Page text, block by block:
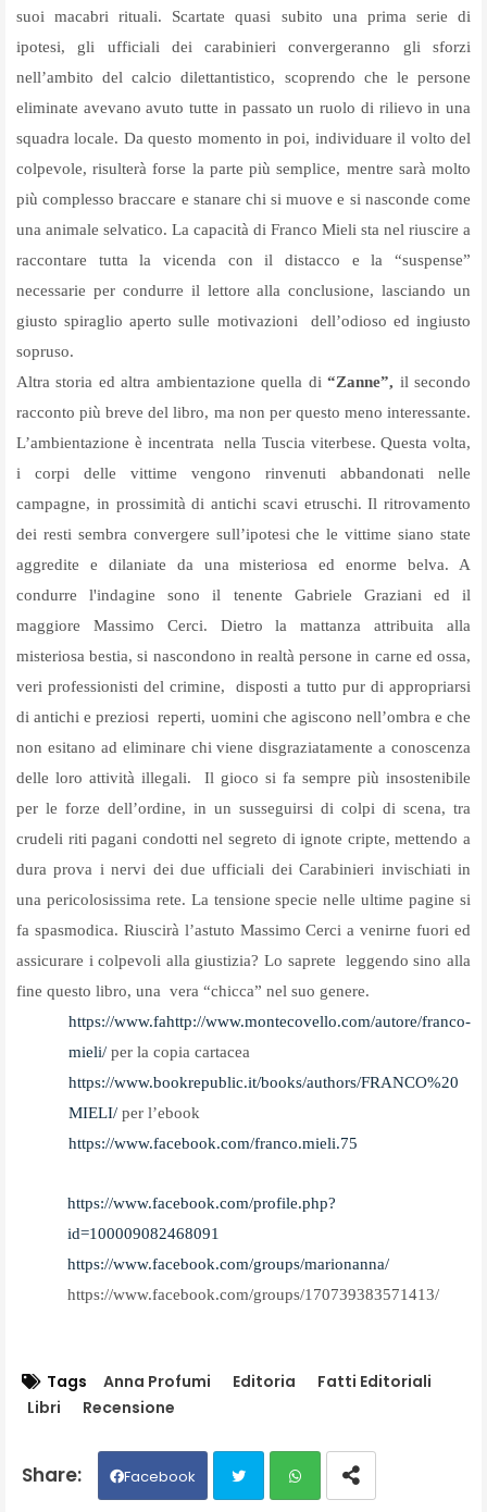
suoi macabri rituali. Scartate quasi subito una prima serie di
ipotesi, gli ufficiali dei carabinieri convergeranno gli sforzi
nell’ambito del calcio dilettantistico, scoprendo che le persone
eliminate avevano avuto tutte in passato un ruolo di rilievo in una
squadra locale. Da questo momento in poi, individuare il volto del
colpevole, risulterà forse la parte più semplice, mentre sarà molto
più complesso braccare e stanare chi si muove e si nasconde come
una animale selvatico. La capacità di Franco Mieli sta nel riuscire a
raccontare tutta la vicenda con il distacco e la “suspense”
necessarie per condurre il lettore alla conclusione, lasciando un
giusto spiraglio aperto sulle motivazioni
dell’odioso ed ingiusto
sopruso.
Altra storia ed altra ambientazione quella di“Zanne”, il secondo
racconto più breve del libro, ma non per questo meno interessante.
L’ambientazione è incentrata
nella Tuscia viterbese. Questa volta,
i corpi delle vittime vengono rinvenuti abbandonati nelle
campagne, in prossimità di antichi scavi etruschi. Il ritrovamento
dei resti sembra convergere sull’ipotesi che le vittime siano state
aggredite e dilaniate da una misteriosa ed enorme belva. A
condurre l'indagine sono il tenente Gabriele Graziani ed il
maggiore Massimo Cerci. Dietro la mattanza attribuita alla
misteriosa bestia, si nascondono in realtà persone in carne ed ossa,
veri professionisti del crimine,
disposti a tutto pur di appropriarsi
di antichi e preziosi reperti, uomini che agiscono nell’ombra e che
non esitano ad eliminare chi viene disgraziatamente a conoscenza
delle loro attività illegali.
Il gioco si fa sempre più insostenibile
per le forze dell’ordine, in un susseguirsi di colpi di scena, tra
crudeli riti pagani condotti nel segreto di ignote cripte, mettendo a
dura prova i nervi dei due ufficiali dei Carabinieri invischiati in
una pericolosissima rete. La tensione specie nelle ultime pagine si
fa spasmodica. Riuscirà l’astuto Massimo Cerci a venirne fuori ed
assicurare i colpevoli alla giustizia? Lo saprete
leggendo sino alla
fine questo libro, una vera “chicca” nel suo genere.
https://www.fahttp://www.montecovello.com/autore/franco-
mieli/ per la copia cartacea
https://www.bookrepublic.it/books/authors/FRANCO%20
MIELI/ per l’ebook
https://www.facebook.com/franco.mieli.75
https://www.facebook.com/profile.php?
id=100009082468091
https://www.facebook.com/groups/marionanna/
https://www.facebook.com/groups/170739383571413/
Tags Anna Profumi Editoria
Fatti Editoriali
Libri
Recensione
Facebook